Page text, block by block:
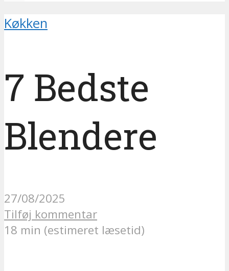
Køkken
7 Bedste
Blendere
27/08/2025
Tilføj kommentar
18 min (estimeret læsetid)